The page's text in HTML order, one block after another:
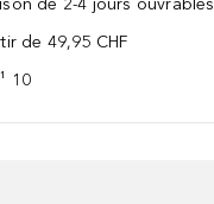
de 49,95 CHF
10